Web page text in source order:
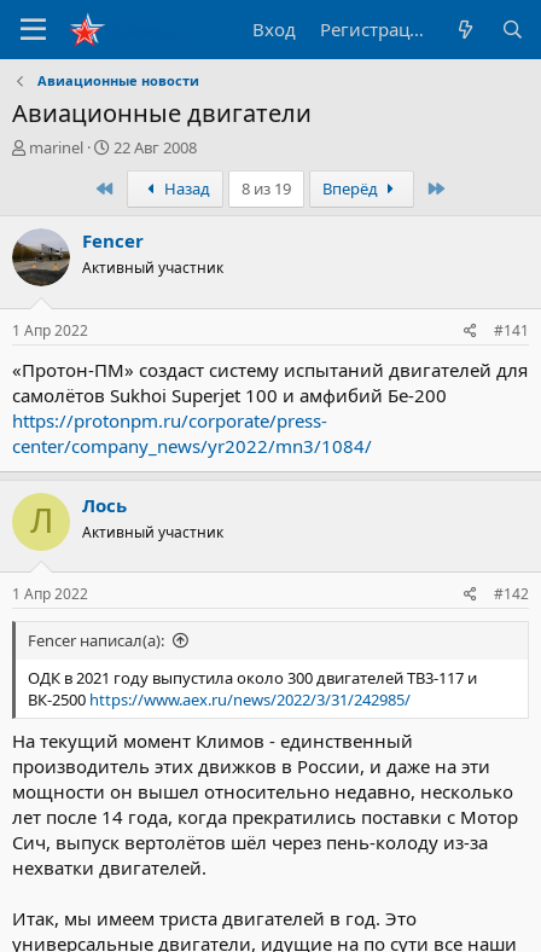
Вход Регистрация
Авиационные новости
Авиационные двигатели
А
р
т
е
м
ы
marinel
Д
т
н
а
ч
22 Авг 2008
ПервыйНазад 8 из 19 Вперёд
Fencer
Активный участник
1 Апр 2022 #141
«Протон-ПМ» создаст систему испытаний двигателей для
самолётов Sukhoi Superjet 100 и амфибий Бе-200
https://protonpm.ru/corporate/press-
center/company_news/yr2022/mn3/1084/
Л Лось
Активный участник
1 Апр 2022 #142
Fencer написал(а):
ОДК в 2021 году выпустила около 300 двигателей ТВ3-117 и
ВК-2500 https://www.aex.ru/news/2022/3/31/242985/
На текущий момент Климов - единственный
производитель этих движков в России, и даже на эти
мощности он вышел относительно недавно, несколько
лет после 14 года, когда прекратились поставки с Мотор
Сич, выпуск вертолётов шёл через пень-колоду из-за
нехватки двигателей.
Итак, мы имеем триста двигателей в год. Это
универсальные двигатели, идущие на по сути все наши